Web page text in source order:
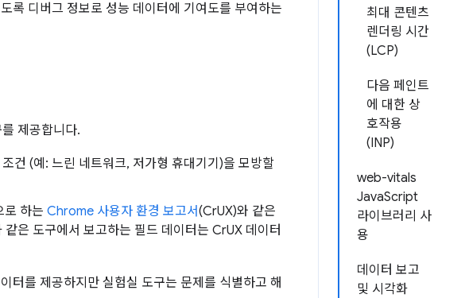
최대 콘텐츠
렌더링 시간
(LCP)
다음 페인트
에 대한 상
호작용
(INP)
web-vitals
JavaScript
라이브러리 사
용
데이터 보고
및 시각화
록 디버그 정보로 성능 데이터에 기여도를 부여하는
제공합니다.
건 (예: 느린 네트워크, 저가형 휴대기기)을 모방할
로 하는 Chrome 사용자 환경 보고서(CrUX)와 같은
같은 도구에서 보고하는 필드 데이터는 CrUX 데이터
터를 제공하지만 실험실 도구는 문제를 식별하고 해